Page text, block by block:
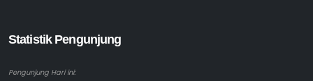
Statistik Pengunjung
Pengunjung Hari ini: